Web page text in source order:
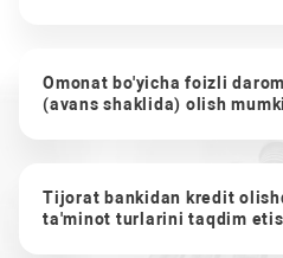
Omonat bo'yicha foizli
(avans shaklida) olish
Tijorat bankidan kredit
ta'minot turlarini taqdim